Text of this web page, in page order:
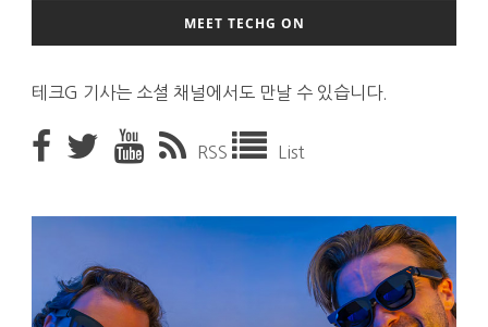
MEET TECHG ON
테크G 기사는 소셜 채널에서도 만날 수 있습니다.
RSS List